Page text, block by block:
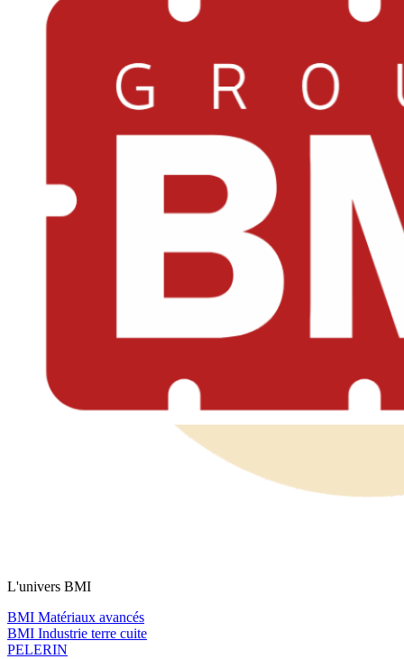
L'univers BMI
BMI Matériaux avancés
BMI Industrie terre cuite
PELERIN